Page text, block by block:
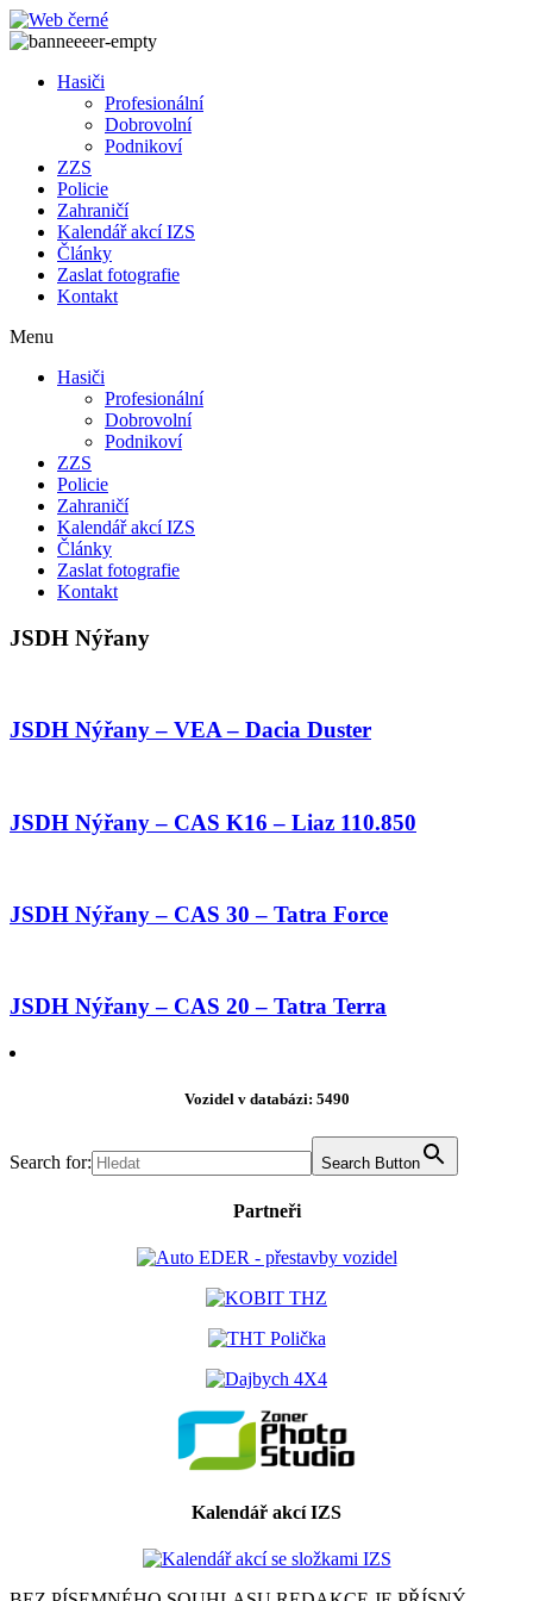
Přejít
k
Hasiči
Profesionální
Dobrovolní
Podnikoví
ZZS
Policie
Zahraničí
Kalendář akcí IZS
Články
Zaslat fotografie
Kontakt
Menu
Hasiči
Profesionální
Dobrovolní
Podnikoví
ZZS
Policie
Zahraničí
Kalendář akcí IZS
Články
Zaslat fotografie
Kontakt
JSDH Nýřany
JSDH Nýřany – VEA – Dacia Duster
JSDH Nýřany – CAS K16 – Liaz 110.850
JSDH Nýřany – CAS 30 – Tatra Force
JSDH Nýřany – CAS 20 – Tatra Terra
Vozidel v databázi: 5490
Search for: Search Button
Partneři
Kalendář akcí IZS